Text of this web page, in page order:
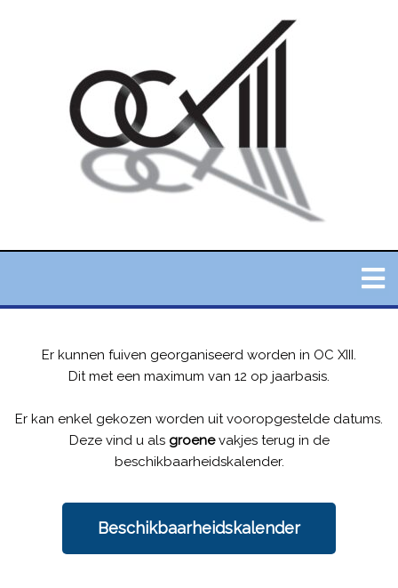
Er kunnen fuiven georganiseerd worden in OC XIII.
Dit met een maximum van 12 op jaarbasis.
Er kan enkel gekozen worden uit vooropgestelde datums.
Deze vind u als groenevakjes terug in de
beschikbaarheidskalender.
Beschikbaarheidskalender